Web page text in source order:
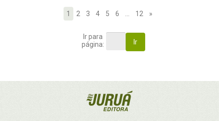
1 2 3 4 5 6 12 »
Ir para
página:
Ir